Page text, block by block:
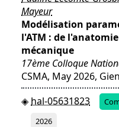
Mayeur
Modélisation
l'ATM : de
mécanique
17ème Colloque
CSMA, May 2026,
hal-05631823
2026